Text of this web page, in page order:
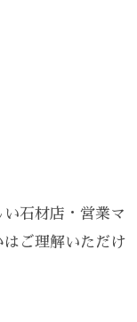
石材店・営業マ
はご理解いただけ